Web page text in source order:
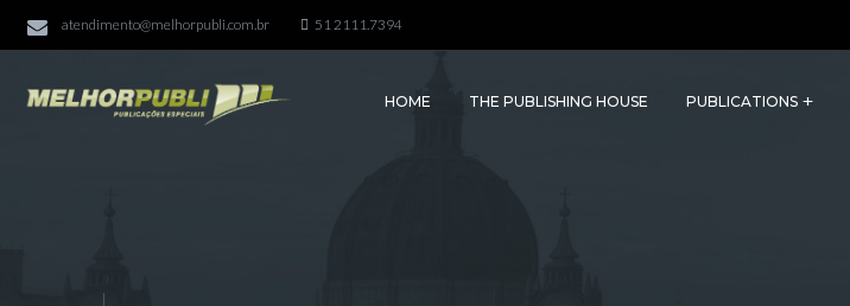
atendimento@melhorpubli.com.br 51 2111.7394
HOME THE PUBLISHING HOUSE PUBLICATIONS